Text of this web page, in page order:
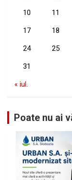
10 11
17 18
24 25
31
« iul.
Poate nu ai